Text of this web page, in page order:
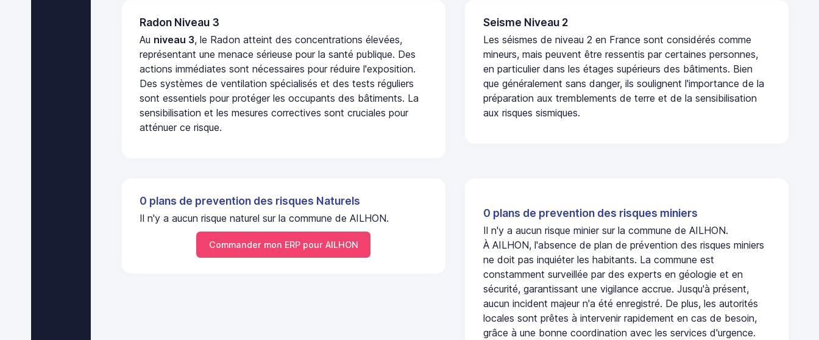
Radon Niveau 3
Au niveau 3, le Radon atteint des concentrations élevées,
représentant une menace sérieuse pour la santé publique. Des
actions immédiates sont nécessaires pour réduire l'exposition.
Des systèmes de ventilation spécialisés et des tests réguliers
sont essentiels pour protéger les occupants des bâtiments. La
sensibilisation et les mesures correctives sont cruciales pour
atténuer ce risque.
Seisme Niveau 2
Les séismes de niveau 2 en France sont considérés comme
mineurs, mais peuvent être ressentis par certaines personnes,
en particulier dans les étages supérieurs des bâtiments. Bien
que généralement sans danger, ils soulignent l'importance de la
préparation aux tremblements de terre et de la sensibilisation
aux risques sismiques.
0 plans de prevention des risques Naturels
Il n'y a aucun risque naturel sur la commune de AILHON.
Commander mon ERP pour AILHON
0 plans de prevention des risques miniers
Il n'y a aucun risque minier sur la commune de AILHON.
À AILHON, l'absence de plan de prévention des risques miniers
ne doit pas inquiéter les habitants. La commune est
constamment surveillée par des experts en géologie et en
sécurité, garantissant une vigilance accrue. Jusqu'à présent,
aucun incident majeur n'a été enregistré. De plus, les autorités
locales sont prêtes à intervenir rapidement en cas de besoin,
grâce à une bonne coordination avec les services d'urgence.